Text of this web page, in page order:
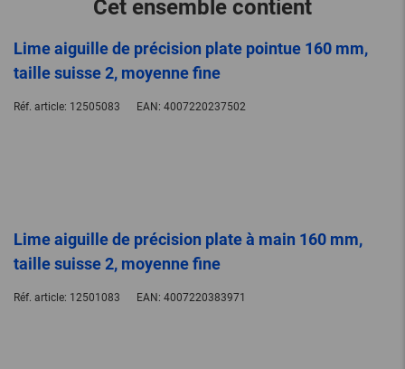
Cet ensemble contient
Lime aiguille de précision plate pointue 160 mm,
taille suisse 2, moyenne fine
Réf. article: 12505083 EAN: 4007220237502
Lime aiguille de précision plate à main 160 mm,
taille suisse 2, moyenne fine
Réf. article: 12501083 EAN: 4007220383971